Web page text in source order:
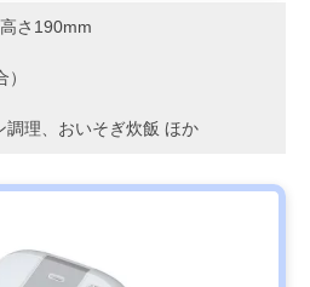
さ190mm
調理、おいそぎ炊飯 ほか